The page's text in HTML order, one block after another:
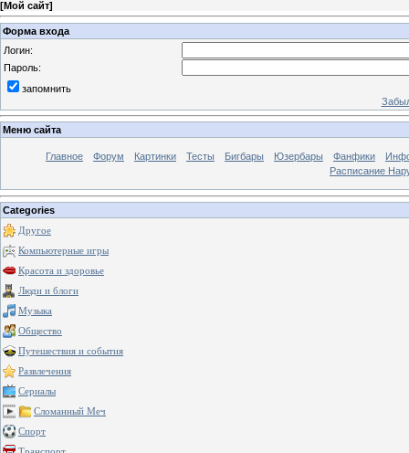
[Мой сайт]
Форма входа
Логин:
Пароль:
запомнить
Меню сайта
Главное Форум Картинки Тесты Бигбары Юзербары Фанфики
Расписание
Categories
Другое
Компьютерные игры
Красота и здоровье
Люди и блоги
Музыка
Общество
Путешествия и события
Развлечения
Сериалы
Сломанный Меч
Спорт